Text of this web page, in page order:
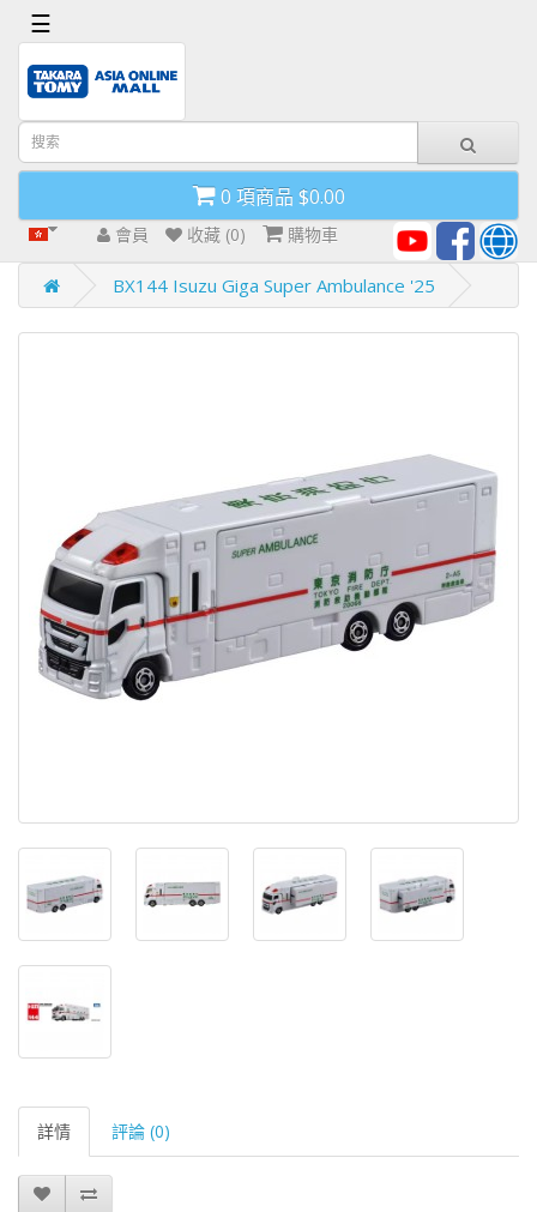
首
頁
導
欄
☰
0 項商品 $0.00
會員 收藏 (0) 購物車
BX144 Isuzu Giga Super Ambulance '25
詳情 評論 (0)